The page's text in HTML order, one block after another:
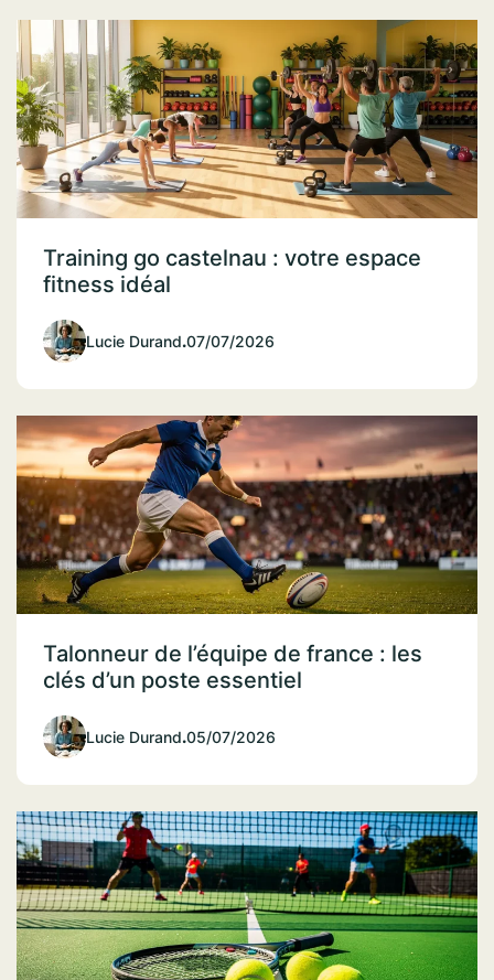
Training go castelnau : votre espace
fitness idéal
Lucie Durand.07/07/2026
Talonneur de l’équipe de france : les
clés d’un poste essentiel
Lucie Durand.05/07/2026